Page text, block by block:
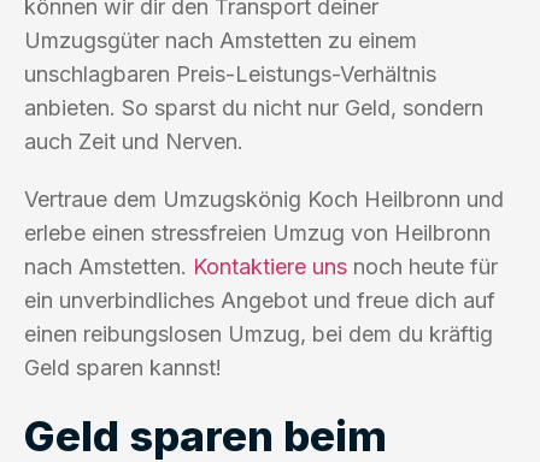
können wir dir den Transport deiner
Umzugsgüter nach Amstetten zu einem
unschlagbaren Preis-Leistungs-Verhältnis
anbieten. So sparst du nicht nur Geld, sondern
auch Zeit und Nerven.
Vertraue dem Umzugskönig Koch Heilbronn und
erlebe einen stressfreien Umzug von Heilbronn
nach Amstetten. Kontaktiere uns noch heute für
ein unverbindliches Angebot und freue dich auf
einen reibungslosen Umzug, bei dem du kräftig
Geld sparen kannst!
Geld sparen beim